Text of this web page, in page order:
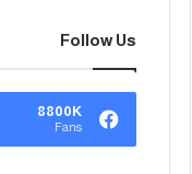
Follow Us
8800K
Fans